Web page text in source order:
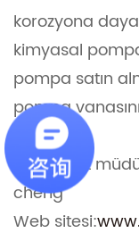
korozyona
kimyasal
pompa satın
pompa
dış ticaret
cheng
Web sitesi: